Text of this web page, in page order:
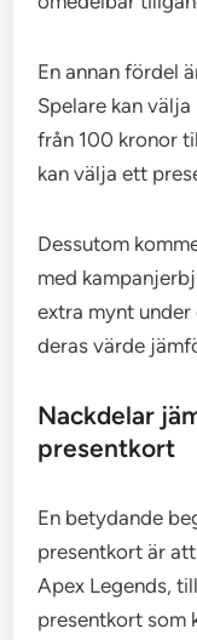
En annan fördel
Spelare kan
från 100 kronor
kan välja ett
Dessutom
med
extra mynt
deras värde
Nackdelar
presentkort
En betydande
presentkort är
Apex Legends,
presentkort som